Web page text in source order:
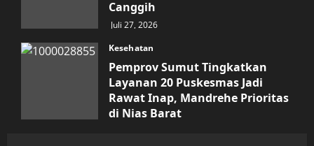
Canggih
Juli 27, 2026
Kesehatan
Pemprov Sumut Tingkatkan
Layanan 20 Puskesmas Jadi
Rawat Inap, Mandrehe Prioritas
di Nias Barat